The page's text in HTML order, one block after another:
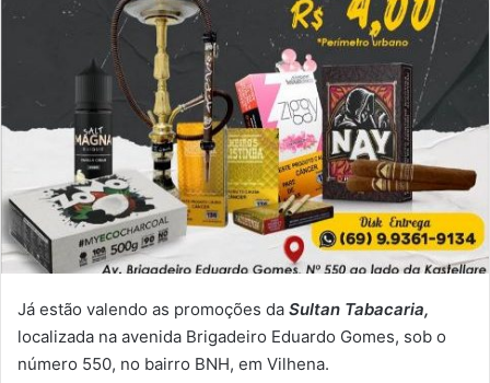
Já estão valendo as promoções da Sultan Tabacaria,
localizada na avenida Brigadeiro Eduardo Gomes, sob o
número 550, no bairro BNH, em Vilhena.